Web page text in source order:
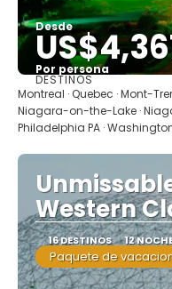
Desde
Por persona
DESTINOS
Montreal · Quebec · Mont-
Niagara-on-the-Lake ·
Philadelphia PA · Washington
Western
16 DESTINOS 12
Paquete de